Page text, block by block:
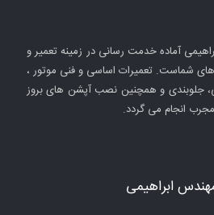
آماده خدمت رسانی در زمینه تعمیر و
شماست. تعمیرات اساسی و فنی موتور ،
جلوبندی و همچنین نصب آپشن های بروز
انجام می گردد.
ابراهیمی